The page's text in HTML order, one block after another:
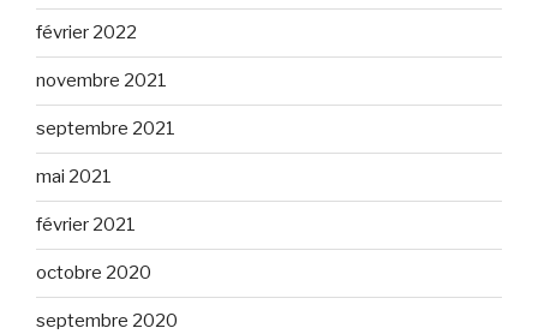
février 2022
novembre 2021
septembre 2021
mai 2021
février 2021
octobre 2020
septembre 2020